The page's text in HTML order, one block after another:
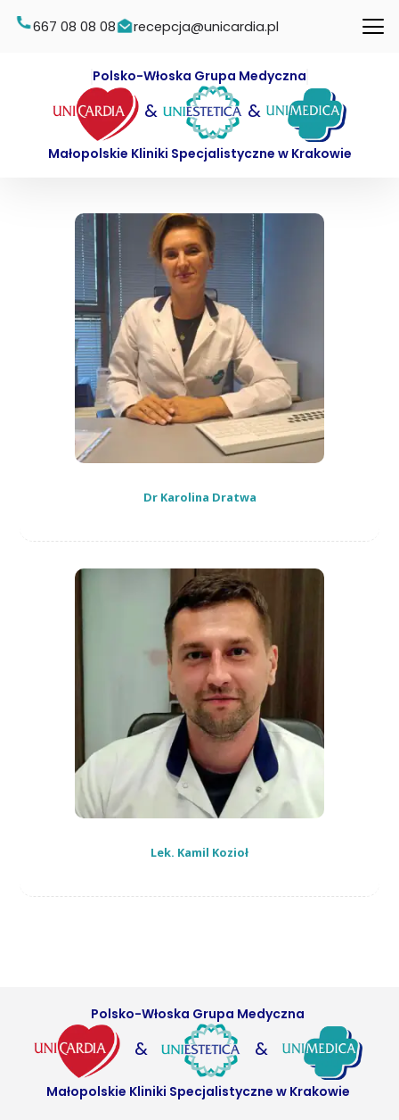
667 08 08 08 recepcja@unicardia.pl
Polsko-Włoska Grupa Medyczna
& &
Małopolskie Kliniki Specjalistyczne w Krakowie
Dr Karolina Dratwa
Lek. Kamil Kozioł
Polsko-Włoska Grupa Medyczna
& &
Małopolskie Kliniki Specjalistyczne w Krakowie